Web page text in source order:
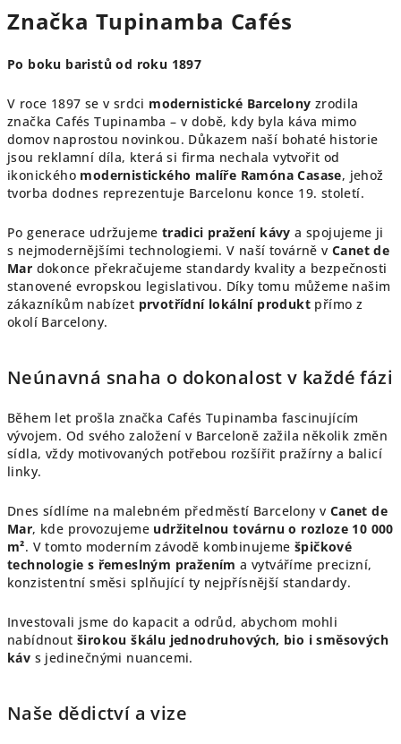
v
l
d
c
í
p
r
v
y
v
ý
p
i
Značka Tupinamba Cafés
Po boku baristů od roku 1897
V roce 1897 se v srdci modernistické Barcelony zrodila
značka Cafés Tupinamba – v době, kdy byla káva mimo
domov naprostou novinkou. Důkazem naší bohaté historie
jsou reklamní díla, která si firma nechala vytvořit od
ikonického modernistického malíře Ramóna Casase, jehož
tvorba dodnes reprezentuje Barcelonu konce 19. století.
Po generace udržujeme tradici pražení kávy a spojujeme ji
s nejmodernějšími technologiemi. V naší továrně v Canet de
Mar dokonce překračujeme standardy kvality a bezpečnosti
stanovené evropskou legislativou. Díky tomu můžeme našim
zákazníkům nabízet prvotřídní lokální produkt přímo z
okolí Barcelony.
Neúnavná snaha o dokonalost v každé fázi
Během let prošla značka Cafés Tupinamba fascinujícím
vývojem. Od svého založení v Barceloně zažila několik změn
sídla, vždy motivovaných potřebou rozšířit pražírny a balicí
linky.
Dnes sídlíme na malebném předměstí Barcelony v Canet de
Mar, kde provozujeme udržitelnou továrnu o rozloze 10 000
m². V tomto moderním závodě kombinujeme špičkové
technologie s řemeslným pražením a vytváříme precizní,
konzistentní směsi splňující ty nejpřísnější standardy.
Investovali jsme do kapacit a odrůd, abychom mohli
nabídnout širokou škálu jednodruhových, bio i směsových
káv s jedinečnými nuancemi.
Naše dědictví a vize